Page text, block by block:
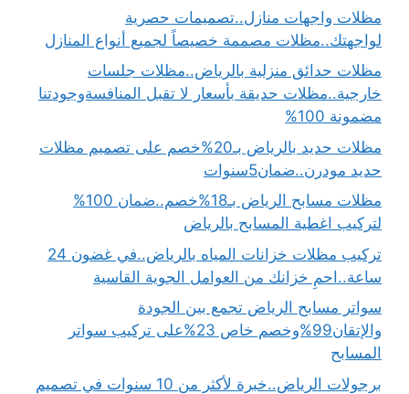
مظلات واجهات منازل..تصميمات حصرية
لواجهتك..مظلات مصممة خصيصاً لجميع أنواع المنازل
مظلات حدائق منزلية بالرياض..مظلات جلسات
خارجية..مظلات حديقة بأسعار لا تقبل المنافسةوجودتنا
مضمونة 100%
مظلات حديد بالرياض بـ20%خصم على تصميم مظلات
حديد مودرن..ضمان5سنوات
مظلات مسابح الرياض بـ18%خصم..ضمان 100%
لتركيب اغطية المسابح بالرياض
تركيب مظلات خزانات المياه بالرياض..في غضون 24
ساعة..احمِ خزانك من العوامل الجوية القاسية
سواتر مسابح الرياض تجمع بين الجودة
والإتقان99%وخصم خاص 23%على تركيب سواتر
المسابح
برجولات الرياض..خبرة لأكثر من 10 سنوات في تصميم